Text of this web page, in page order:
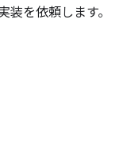
を依頼します。